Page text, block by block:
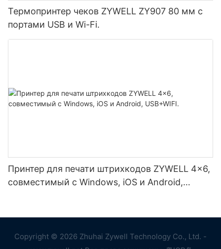
Термопринтер чеков ZYWELL ZY907 80 мм с
портами USB и Wi-Fi.
Принтер для печати штрихкодов ZYWELL 4x6,
совместимый с Windows, iOS и Android,
Copyright © 2026 Zhuhai Zywell Technology Co., Ltd. -